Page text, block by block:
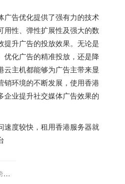
广告优化提供了强有力的技术
用性、弹性扩展性及强大的数
提升广告的投放效果。无论是
优化广告的精准投放，还是降
云主机都能够为广告主带来显
销环境的不断发展，使用香港
企业提升社交媒体广告效果的
速度较快，租用香港服务器就
境